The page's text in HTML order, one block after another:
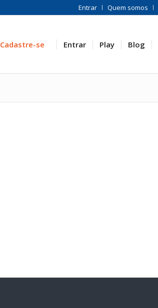
Entrar Quem somos
Cadastre-se Entrar Play Blog